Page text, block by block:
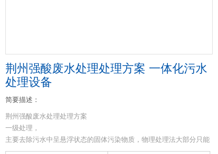
荆州强酸废水处理处理方案 一体化污水
处理设备
简要描述：
荆州强酸废水处理处理方案
一级处理，
主要去除污水中呈悬浮状态的固体污染物质，物理处理法大部分只能
完成一级处理的要求。经过一级处理的污水，BOD一般可去除30%左